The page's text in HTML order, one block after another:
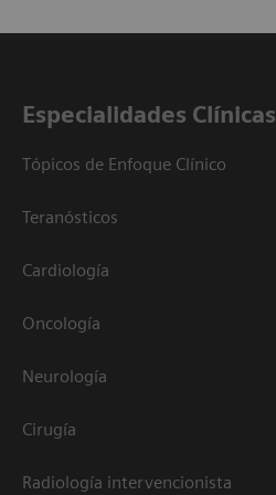
Especialidades Clínicas
Tópicos de Enfoque Clínico
Teranósticos
Cardiología
Oncología
Neurología
Cirugía
Radiología intervencionista